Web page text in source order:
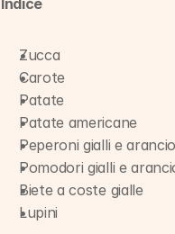
Indice
Zucca
Carote
Patate
Patate americane
Peperoni gialli e
Pomodori gialli e
Biete a coste gialle
Lupini